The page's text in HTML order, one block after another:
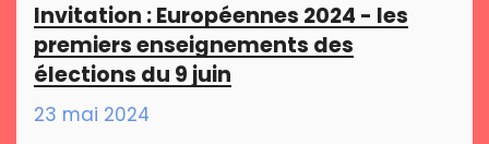
Invitation : Européennes 2024 - les
premiers enseignements des
élections du 9 juin
23 mai 2024